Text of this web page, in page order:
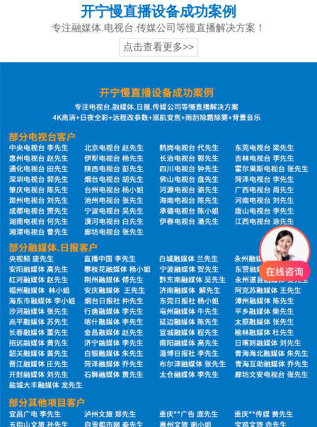
开宁慢直播设备成功案例
专注融媒体.电视台.传媒公司等慢直播解决方案！
点击查看更多>>